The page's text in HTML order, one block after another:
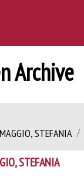
Archive
STEFANIA
STEFANIA